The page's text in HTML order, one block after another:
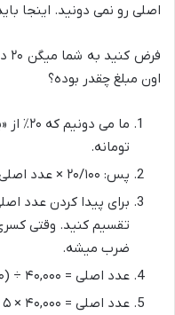
اصلی رو نمی دونید. اینجا
اون مبلغ چقدر بوده؟
تومانه.
پس: ۲۰/۱۰۰ × عدد اصلی = ۴۰,۰۰۰
تقسیم کنید. وقتی
ضرب میشه.
عدد اصلی = ۴۰,۰۰۰ ÷ (۲۰/۱۰۰) = ۴۰,۰۰۰ × (۱۰۰/۲۰)
عدد اصلی = ۴۰,۰۰۰ × ۵ = ۲۰۰,۰۰۰